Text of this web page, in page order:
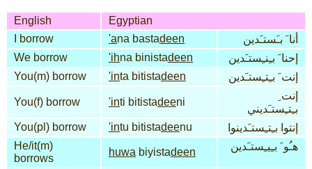
English
Egyptian
I borrow
'ana bastadeen
أنا َ بـَستـَدين
We borrow
'ihna binistadeen
إحنا َ بـِنـِستـَدين
You(m) borrow
'inta bitistadeen إنت َ بـِتـِستـَدين
You(f) borrow 'inti bitistadeeni
إنت ِ
بـِتـِستـَديني
You(pl) borrow
'intu bitistadeenu
إنتوا بـِتـِستـَدينوا
He/it(m)
borrows
huwa biyistadeen هـُو َ بـِيـِستـَدين